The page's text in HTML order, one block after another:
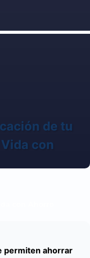
de tu
con
permiten ahorrar